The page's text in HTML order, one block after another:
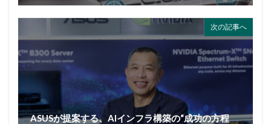
次の記事へ
ASUSが提案する、AIインフラ構築の“成功の方程